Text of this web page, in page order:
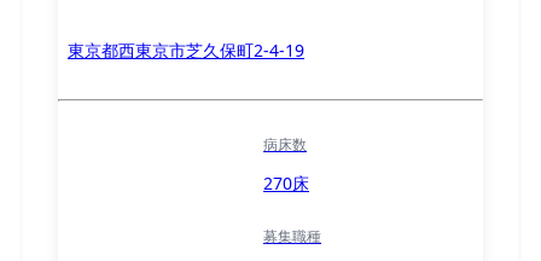
東京都西東京市芝久保町2-4-19
病床数
270床
募集職種